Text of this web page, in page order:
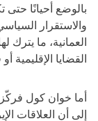
بالوضع أحيانًا حتى
والاستقرار
العمانية، ما يترك
القضايا
أما خوان كول
إلى أن العلاقات